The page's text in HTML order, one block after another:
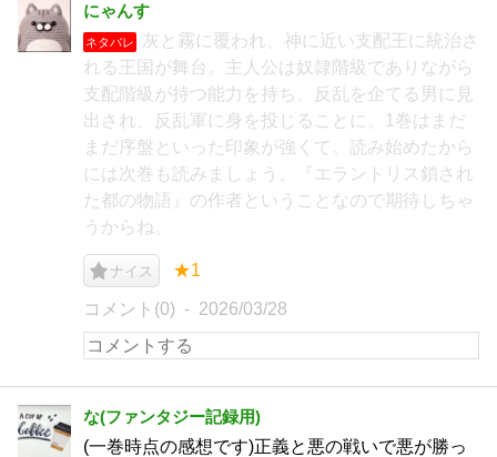
にゃんす
ネタバレ
灰と霧に覆われ、神に近い支配王に統治さ
れる王国が舞台。主人公は奴隷階級でありながら
支配階級が持つ能力を持ち、反乱を企てる男に見
出され、反乱軍に身を投じることに。1巻はまだ
まだ序盤といった印象が強くて。読み始めたから
には次巻も読みましょう。『エラントリス鎖され
た都の物語』の作者ということなので期待しちゃ
うからね。
ナイス ★1
コメント(0) 2026/03/28
な(ファンタジー記録用)
(一巻時点の感想です)正義と悪の戦いで悪が勝っ